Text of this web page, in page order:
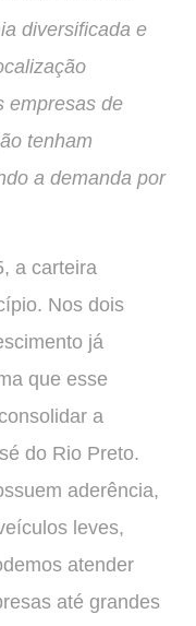
diversificada e
empresas de
tenham
a demanda por
a carteira
Nos dois
já
que esse
a
do Rio Preto.
aderência,
leves,
atender
até grandes